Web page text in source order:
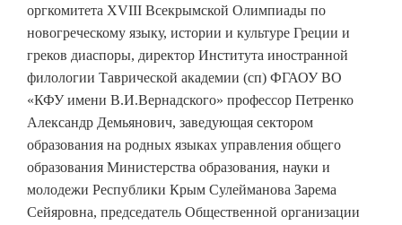
оргкомитета XVІІІ Всекрымской Олимпиады по
новогреческому языку, истории и культуре Греции и
греков диаспоры, директор Института иностранной
филологии Таврической академии (сп) ФГАОУ ВО
«КФУ имени В.И.Вернадского» профессор Петренко
Александр Демьянович, заведующая сектором
образования на родных языках управления общего
образования Министерства образования, науки и
молодежи Республики Крым Сулейманова Зарема
Сейяровна, председатель Общественной организации